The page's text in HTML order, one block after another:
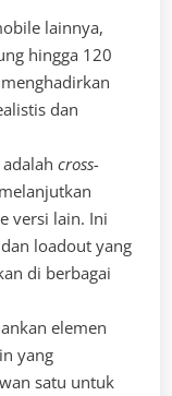
lainnya,
hingga 120
dan
cross-
versi lain. Ini
loadout yang
di berbagai
elemen
yang
satu untuk